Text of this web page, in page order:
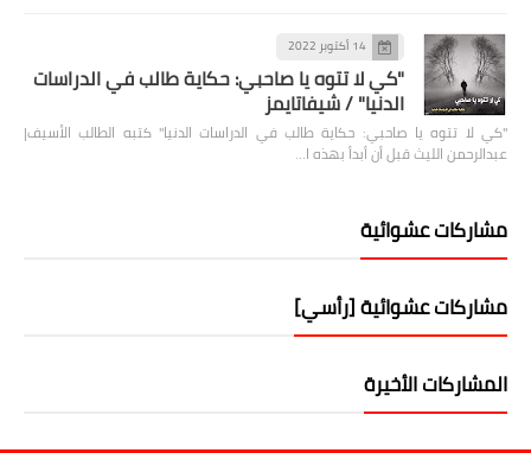
14 أكتوبر 2022
"كي لا تتوه يا صاحبي: حكاية طالب في الدراسات
الدنيا" / شيفاتايمز
"كي لا تتوه يا صاحبي: حكاية طالب في الدراسات الدنيا" كتبه الطالب الأسيف|
عبدالرحمن الليث قبل أن أبدأ بهذه ا…
مشاركات عشوائية
مشاركات عشوائية [رأسي]
المشاركات الأخيرة